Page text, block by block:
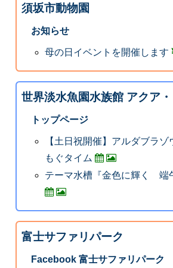
須坂市動物園
お知らせ
母の日イベントを開催します
世界淡水魚園水族館 アクア
トップページ
【土日祝開催】アルダブラゾ
もぐタイム
テーマ水槽『金色に輝く 端
富士サファリパーク
Facebook 富士サファリパーク